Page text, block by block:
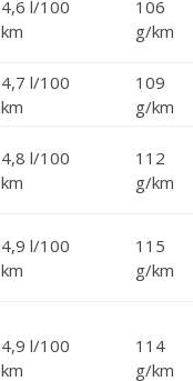
4,6 l/100
km
106
g/km
4,7 l/100
km
109
g/km
4,8 l/100
km
112
g/km
4,9 l/100
km
115
g/km
4,9 l/100
km
114
g/km